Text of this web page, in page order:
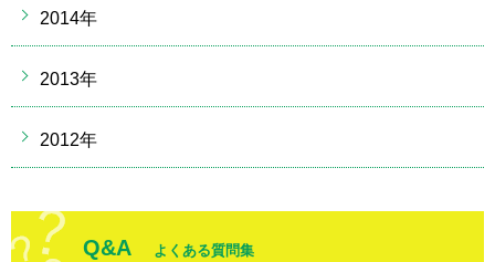
2014年
2013年
2012年
Q&A よくある質問集